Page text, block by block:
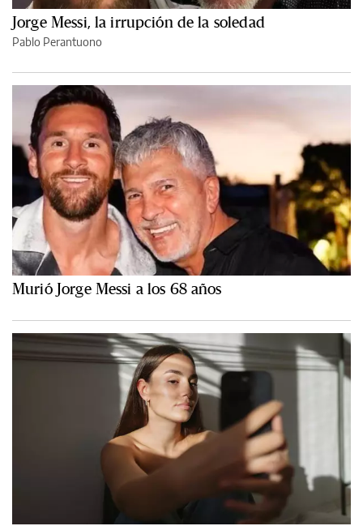
Jorge Messi, la irrupción de la soledad
Pablo Perantuono
Murió Jorge Messi a los 68 años